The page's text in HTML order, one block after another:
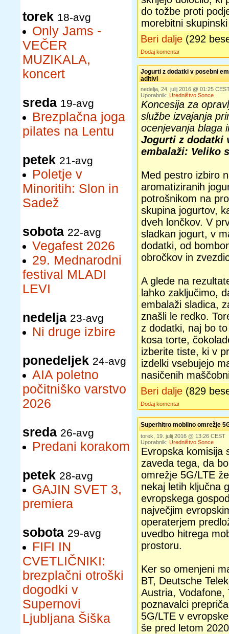
torek 18-avg
Only Jams -
VEČER
MUZIKALA,
koncert
sreda 19-avg
Brezplačna joga
pilates na Lentu
petek 21-avg
Poletje v
Minoritih: Slon in
Sadež
sobota 22-avg
Vegafest 2026
29. Mednarodni
festival MLADI
LEVI
nedelja 23-avg
Ni druge izbire
ponedeljek 24-avg
AIA poletno
počitniško varstvo
2026
sreda 26-avg
Predani korakom
petek 28-avg
GAJIN SVET 3,
premiera
sobota 29-avg
FIFI IN
CVETLIČNIKI:
brezplačni otroški
dogodki v
Supernovi
Ljubljana Šiška
do tožbe proti
morebitni
Beri dalje (292
Dodaj komentar
Jogurti z dodatki v posebni
aditivi
nedelja, 24. julij 2016 @ 01:25
Uporabnik: Uredništvo Sonce
Koncesija za
službe izvajanja
ocenjevanja blaga
Jogurti z dodatki
embalaži: Veliko
Med pestro izbiro
aromatiziranih
potrošnikom na
skupina jogurtov,
dveh lončkov. V
sladkan jogurt, v
dodatki, od
obročkov in
A glede na
lahko zaključimo,
embalaži sladica,
znašli le redko.
z dodatki, naj bo
kosa torte,
izberite tiste, ki v
izdelki vsebujejo
nasičenih
Beri dalje (829
Dodaj komentar
Superhitro mobilno omrežje
torek, 19. julij 2016 @ 13:26 CEST
Uporabnik: Uredništvo Sonce
Evropska komisija
zaveda tega, da
omrežje 5G/LTE
nekaj letih ključna
evropskega
največjim
operaterjem
uvedbo hitrega
prostoru.
Ker so omenjeni
BT, Deutsche
Austria, Vodafone,
poznavalci
5G/LTE v
še pred letom